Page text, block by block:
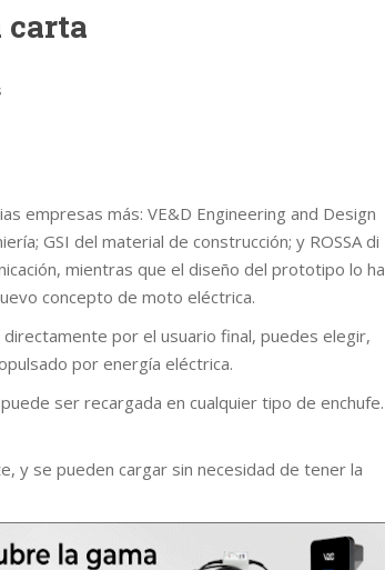
carta
empresas más: VE&D Engineering and Design
GSI del material de construcción; y ROSSA di
mientras que el diseño del prototipo lo ha
concepto de moto eléctrica.
por el usuario final, puedes elegir,
por energía eléctrica.
ser recargada en cualquier tipo de enchufe.
y se pueden cargar sin necesidad de tener la